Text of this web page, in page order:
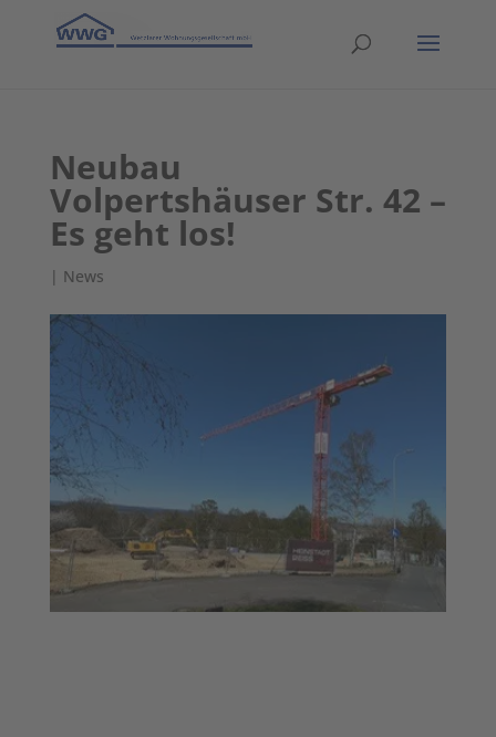
Neubau
Volpertshäuser Str. 42 –
Es geht los!
| News